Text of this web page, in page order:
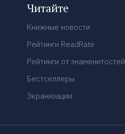
Читайте
Книжные новости
Рейтинги ReadRate
Рейтинги от знаменитостей
Бестселлеры
Экранизации